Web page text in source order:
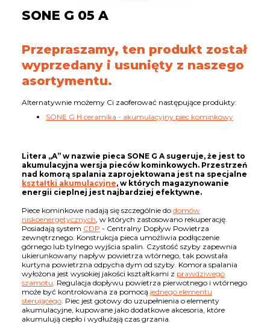
SONE G 05 A
Przepraszamy, ten produkt został
wyprzedany i usunięty z naszego
asortymentu.
Alternatywnie możemy Ci zaoferować następujące produkty:
SONE G H ceramika - akumulacyjny piec kominkowy
Litera „A” w nazwie pieca SONE G A sugeruje, że jest to
akumulacyjna wersja pieców kominkowych. Przestrzeń
nad komorą spalania zaprojektowana jest na specjalne
kształtki akumulacyjne, w których magazynowanie
energii cieplnej jest najbardziej efektywne.
Piece kominkowe nadają się szczególnie do domów
niskoenergetycznych , w których zastosowano rekuperację.
Posiadają system CDP - Centralny Dopływ Powietrza
zewnętrznego. Konstrukcja pieca umożliwia podłączenie
górnego lub tylnego wyjścia spalin. Czystość szyby zapewnia
ukierunkowany napływ powietrza wtórnego, tak powstała
kurtyna powietrzna odpycha dym od szyby. Komora spalania
wyłożona jest wysokiej jakości kształtkami z prawdziwego
szamotu . Regulacja dopływu powietrza pierwotnego i wtórnego
może być kontrolowana za pomocą jednego elementu
sterującego. Piec jest gotowy do uzupełnienia o elementy
akumulacyjne, kupowane jako dodatkowe akcesoria, które
akumulują ciepło i wydłużają czas grzania.